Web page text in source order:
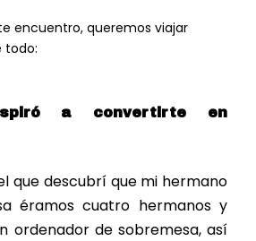
encuentro, queremos viajar
todo:
a convertirte en
que descubrí que mi hermano
ordenador de sobremesa, así